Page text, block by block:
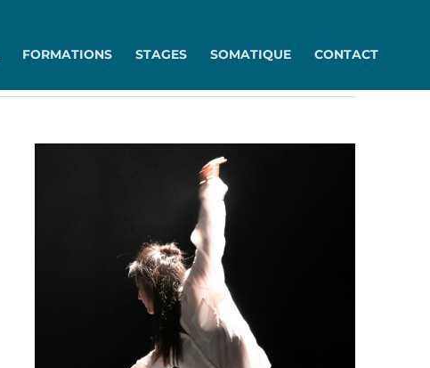
FORMATIONS STAGES SOMATIQUE CONTACT